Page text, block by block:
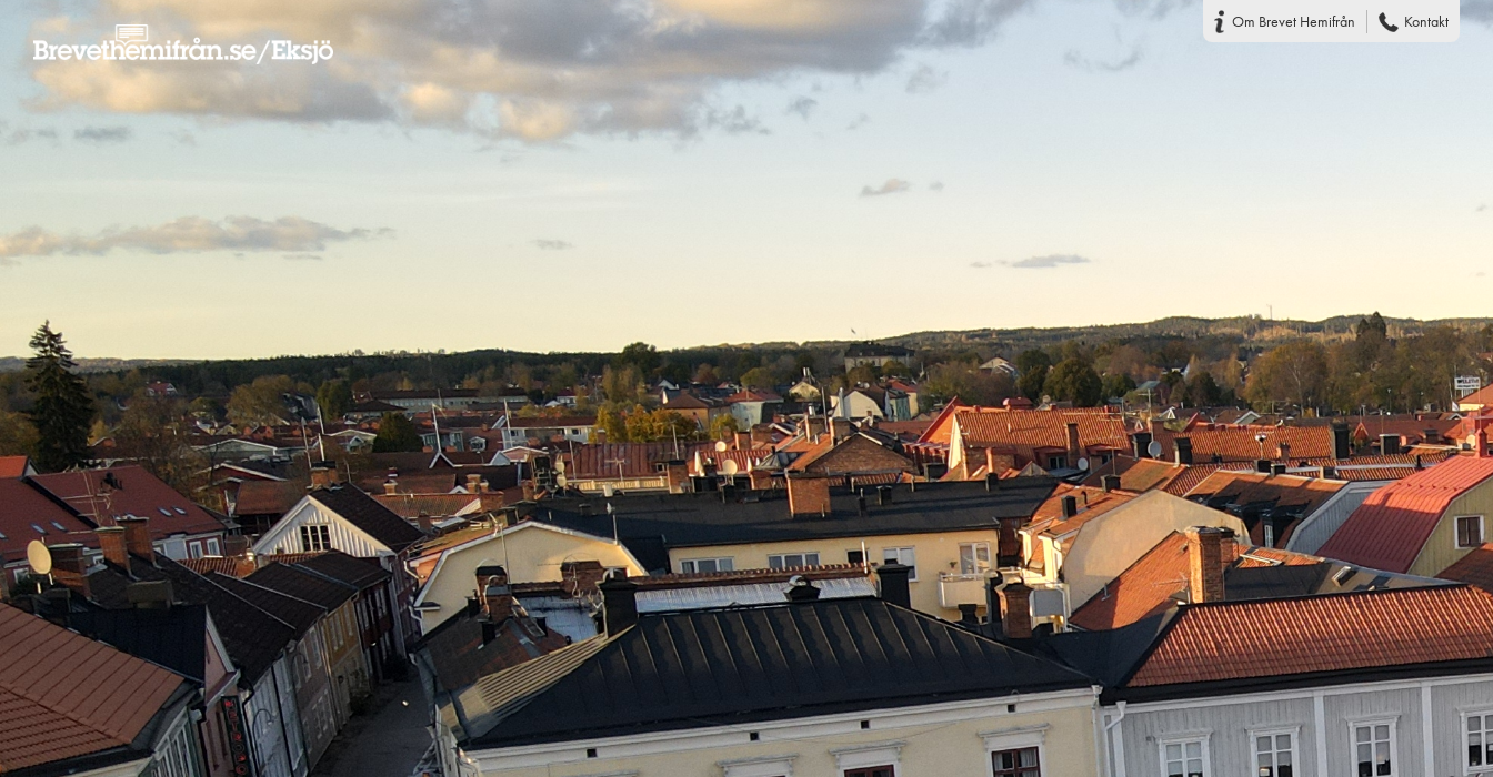
Om Brevet Hemifrån Kontakt